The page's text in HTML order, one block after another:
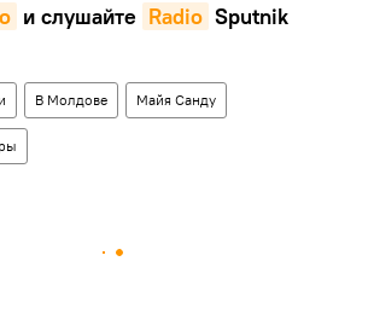
и слушайте Radio Sputnik
В Молдове Майя Санду